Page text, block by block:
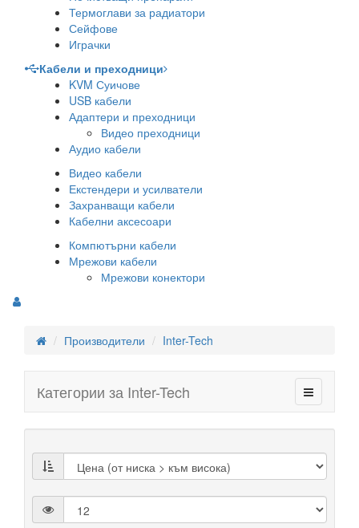
Термоглави за радиатори
Сейфове
Играчки
Кабели и преходници
KVM Суичове
USB кабели
Адаптери и преходници
Видео преходници
Аудио кабели
Видео кабели
Екстендери и усилватели
Захранващи кабели
Кабелни аксесоари
Компютърни кабели
Мрежови кабели
Мрежови конектори
Производители Inter-Tech
Категории за Inter-Tech